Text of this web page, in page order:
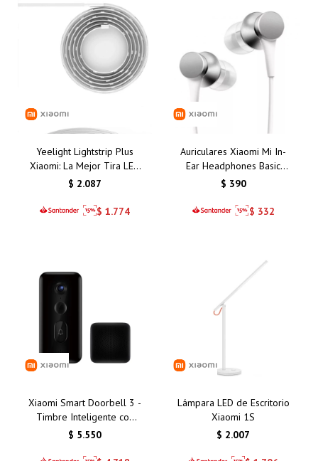
Yeelight Lightstrip Plus
Xiaomi: La Mejor Tira LED
Inteligente con Control de
Uruguay
$ 2.087
$ 1.774
Auriculares Xiaomi Mi In-
Ear Headphones Basic
Silver/Plata: Calidad de
Inigualable
$ 390
$ 332
Xiaomi Smart Doorbell 3 -
Timbre Inteligente con
Cámara HD, Visión
$ 5.550
Lámpara LED de Escritorio
Xiaomi 1S
$ 2.007